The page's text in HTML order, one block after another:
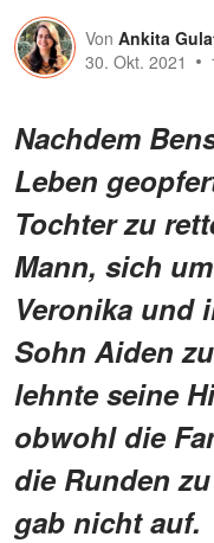
Von Ankita
30. Okt. 2021
Nachdem
Leben
Tochter zu
Mann, sich
Veronika und
Sohn Aiden
lehnte seine
obwohl die
die Runden
gab nicht auf.